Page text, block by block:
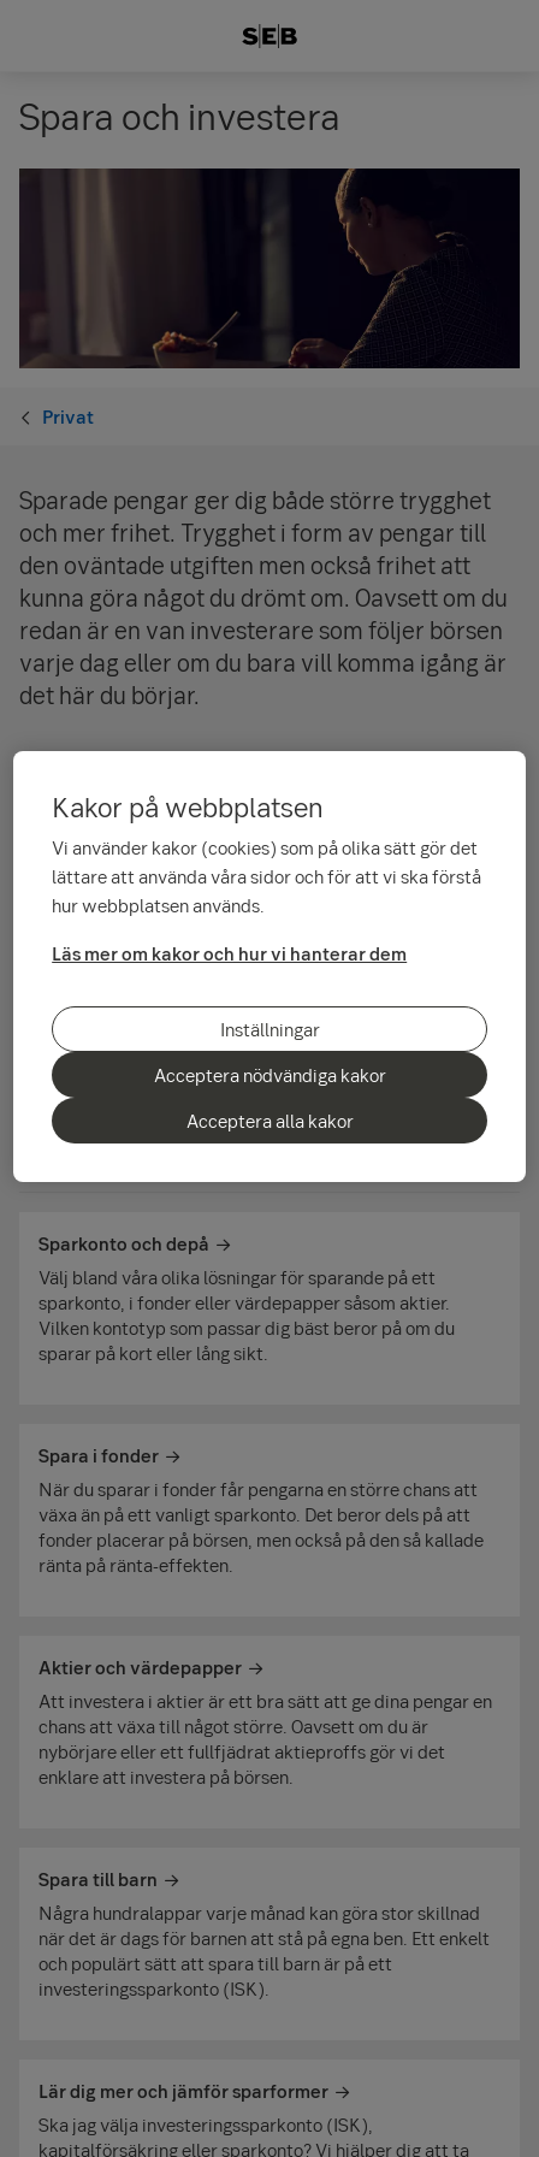
Spara och investera
Privat
Sparade pengar ger dig både större trygghet
och mer frihet. Trygghet i form av pengar till
den oväntade utgiften men också frihet att
kunna göra något du drömt om. Oavsett om du
redan är en van investerare som följer börsen
varje dag eller om du bara vill komma igång är
det här du börjar.
Sparverktyg och inspiration
Sparkalkylator
Hur mycket ska man spara?
Fondinspiration
Hitta en fond som passar ditt sparande.
Våra tjänster inom spara och investera
Sparkonto och depå
Välj bland våra olika lösningar för sparande på ett
sparkonto, i fonder eller värdepapper såsom aktier.
Vilken kontotyp som passar dig bäst beror på om du
sparar på kort eller lång sikt.
Spara i fonder
När du sparar i fonder får pengarna en större chans att
växa än på ett vanligt sparkonto. Det beror dels på att
fonder placerar på börsen, men också på den så kallade
ränta på ränta-effekten.
Aktier och värdepapper
Att investera i aktier är ett bra sätt att ge dina pengar en
chans att växa till något större. Oavsett om du är
nybörjare eller ett fullfjädrat aktieproffs gör vi det
enklare att investera på börsen.
Spara till barn
Några hundralappar varje månad kan göra stor skillnad
när det är dags för barnen att stå på egna ben. Ett enkelt
och populärt sätt att spara till barn är på ett
investeringssparkonto (ISK).
Lär dig mer och jämför sparformer
Ska jag välja investeringssparkonto (ISK),
kapitalförsäkring eller sparkonto? Vi hjälper dig att ta
Kakor på webbplatsen
Vi använder kakor (cookies) som på olika sätt gör det
lättare att använda våra sidor och för att vi ska förstå
hur webbplatsen används.
Läs mer om kakor och hur vi hanterar dem
Inställningar
Acceptera nödvändiga kakor
Acceptera alla kakor